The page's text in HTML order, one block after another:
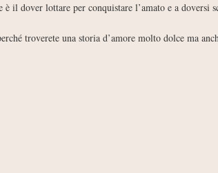
è il dover lottare per conquistare l’amato e a doversi
troverete una storia d’amore molto dolce ma